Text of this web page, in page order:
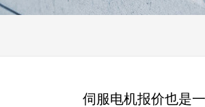
伺服电机报价也是